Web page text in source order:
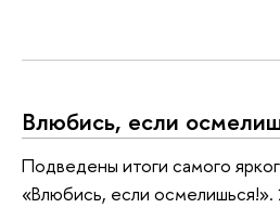
Влюбись, если
Подведены итоги самого
«Влюбись, если осмелишься!».